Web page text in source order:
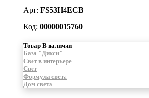
Арт: FS53H4ECB
Код: 00000015760
Товар В наличии
База "Дикси"
Свет в интерьере
Свет
Формула света
Дом света